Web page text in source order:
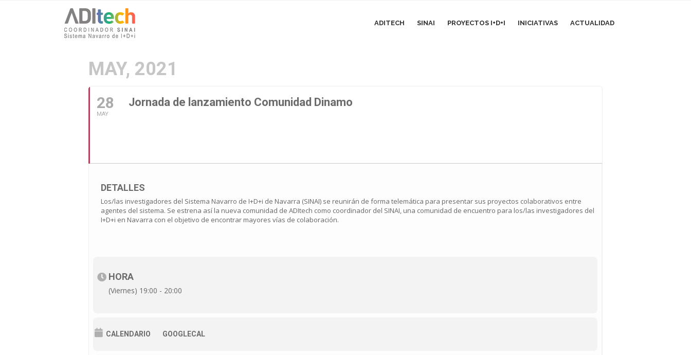
ADITECH SINAI PROYECTOS I+D+I INICIATIVAS ACTUALIDAD
MAY, 2021
28
MAY
Jornada de lanzamiento Comunidad Dinamo
DETALLES
Los/las investigadores del Sistema Navarro de I+D+i de Navarra (SINAI) se reunirán de forma telemática para presentar sus proyectos colaborativos entre
agentes del sistema. Se estrena así la nueva comunidad de ADItech como coordinador del SINAI, una comunidad de encuentro para los/las investigadores del
I+D+i en Navarra con el objetivo de encontrar mayores vías de colaboración.
HORA
(Viernes) 19:00 - 20:00
CALENDARIO GOOGLECAL